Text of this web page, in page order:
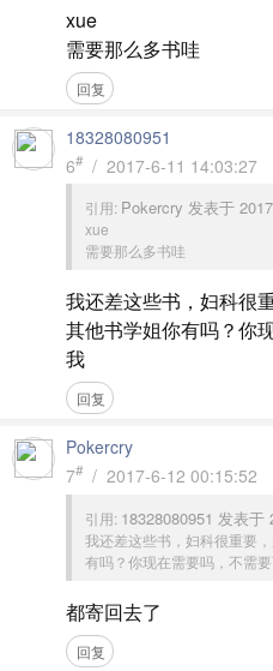
xue
需要那么多书哇
回复
18328080951
6# / 2017-6-11 14:03:27
引用: Pokercry 发表于
xue
需要那么多书哇
我还差这些书，妇科很
其他书学姐你有吗？你
我
回复
Pokercry
7# / 2017-6-12 00:15:52
引用: 18328080951 发表于
我还差这些书，妇科很重要
有吗？你现在需要吗，不需
都寄回去了
回复